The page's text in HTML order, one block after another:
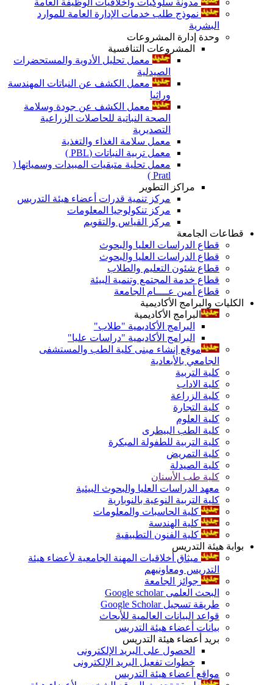
نموذج طلب خدمات الإدارة العامة للموارد
البشرية
وحدة إدارة المشروعات
المشروعات التنافسية
معمل تحليل الأدوية والمستحضرات
الصيدلية
معمل الكشف عن النباتات المهندسة
وراثيا
معمل الكشف عن جودة وسلامة
الصحة النباتية للحاصلات الزراعية
التصديرية
معمل سلامة الغذاء والتغذية
معمل تربية النباتات (PBL )
معمل تحلية متبقيات المبيدات وسمياتها (
Pratl )
مراكز التطوير
مركز تنمية قدرات أعضاء هيئة التدريس
مركز تنكولوجيا المعلومات
مركز القياس والتقويم
قطاعات الجامعة
قطاع الدراسات العليا والبحوث
قطاع الدراسات العليا والبحوث
قطاع شئون التعليم والطلاب
قطاع خدمة المجتمع وتنمية البيئة
قطاع أمين عــــام الجامعة
الكليات والبرامج الأكاديمية
البرامج الأكاديمية
البرامج الأكاديمية "طلاب"
البرامج الأكاديمية "دراسات عليا"
موقع إنشاء مبنى كلية الطب والمستشفى
الجامعي بالأبعادية
كلية التربية
كلية الاداب
كلية الزراعة
كلية التجارة
كلية العلوم
كلية الطب البيطرى
كلية التربية للطفولة المبكرة
كلية التمريض
كلية الصيدلة
كلية طب الأسنان
معهد الدراسات العليا والبحوث البيئية
كلية التربية النوعية بالنوبارية
كلية الحاسبات والمعلومات
كلية الهندسة
كلية الفنون التطبيقية
بوابة هيئة التدريس
ميثاق أخلاقيات المهنة الجامعية لأعضاء هيئة
التدريس ومعاونيهم
جوائز الجامعة
البحث العلمى Google scholar
طريقة تسجيل Google Scholar
قواعد البيانات العالمية للأبحاث
بيانات أعضاء هيئة التدريس
بريد أعضاء هيئة التدريس
الحصول على البريد الإلكترونى
خطوات تفعيل البريد الإلكترونى
مواقع أعضاء هيئة التدريس